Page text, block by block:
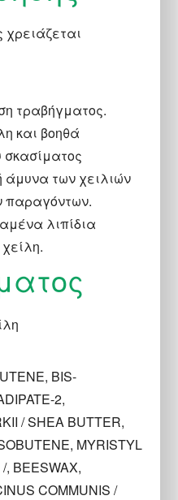
τραβήγματος.
και βοηθά
σκασίματος
άμυνα των χειλιών
παραγόντων.
λιπίδια
BIS-
2,
/ SHEA BUTTER,
MYRISTYL
, BEESWAX,
COMMUNIS /